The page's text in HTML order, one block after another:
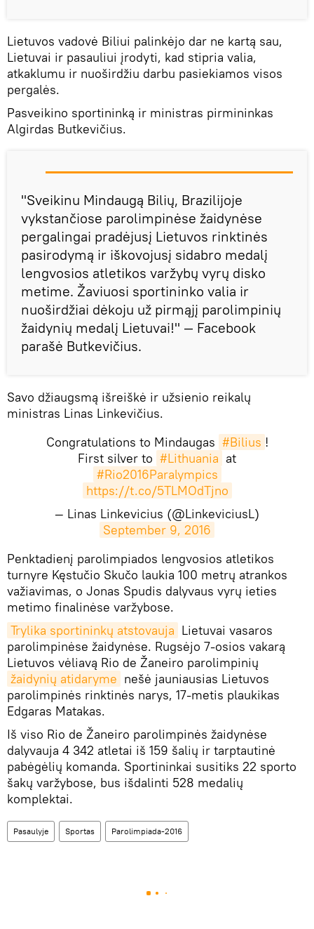
Lietuvos vadovė Biliui palinkėjo dar ne kartą sau,
Lietuvai ir pasauliui įrodyti, kad stipria valia,
atkaklumu ir nuoširdžiu darbu pasiekiamos visos
pergalės.
Pasveikino sportininką ir ministras pirmininkas
Algirdas Butkevičius.
"Sveikinu Mindaugą Bilių, Brazilijoje
vykstančiose parolimpinėse žaidynėse
pergalingai pradėjusį Lietuvos rinktinės
pasirodymą ir iškovojusį sidabro medalį
lengvosios atletikos varžybų vyrų disko
metime. Žaviuosi sportininko valia ir
nuoširdžiai dėkoju už pirmąjį parolimpinių
žaidynių medalį Lietuvai!" — Facebook
parašė Butkevičius.
Savo džiaugsmą išreiškė ir užsienio reikalų
ministras Linas Linkevičius.
Congratulations to Mindaugas #Bilius !
First silver to #Lithuania at
#Rio2016Paralympics
https://t.co/5TLMOdTjno
— Linas Linkevicius (@LinkeviciusL)
September 9, 2016
Penktadienį parolimpiados lengvosios atletikos
turnyre Kęstučio Skučo laukia 100 metrų atrankos
važiavimas, o Jonas Spudis dalyvaus vyrų ieties
metimo finalinėse varžybose.
Trylika sportininkų atstovauja Lietuvai vasaros
parolimpinėse žaidynėse. Rugsėjo 7-osios vakarą
Lietuvos vėliavą Rio de Žaneiro parolimpinių
žaidynių atidaryme nešė jauniausias Lietuvos
parolimpinės rinktinės narys, 17-metis plaukikas
Edgaras Matakas.
Iš viso Rio de Žaneiro parolimpinės žaidynėse
dalyvauja 4 342 atletai iš 159 šalių ir tarptautinė
pabėgėlių komanda. Sportininkai susitiks 22 sporto
šakų varžybose, bus išdalinti 528 medalių
komplektai.
Pasaulyje Sportas Parolimpiada-2016